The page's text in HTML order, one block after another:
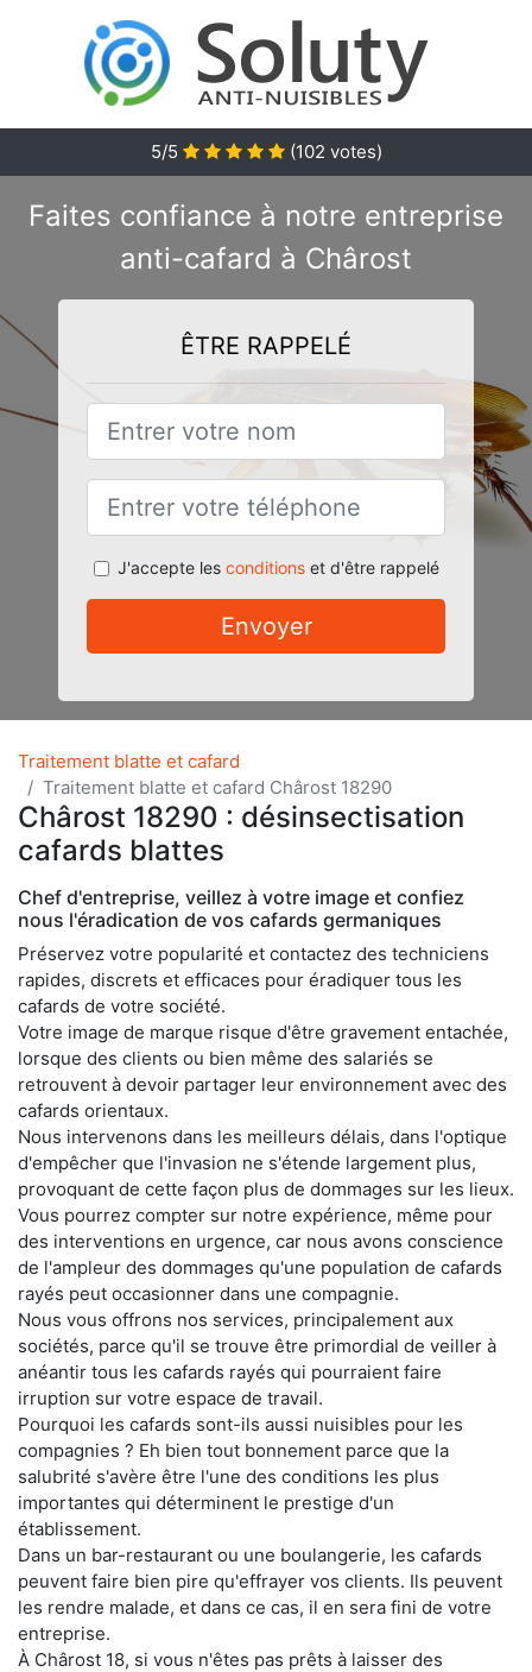
5/5 (102 votes)
Faites confiance à notre entreprise
anti-cafard à Chârost
ÊTRE RAPPELÉ
J'accepte les conditionset d'être rappelé
Envoyer
Traitement blatte et cafard
Traitement blatte et cafard Chârost 18290
Chârost 18290 : désinsectisation
cafards blattes
Chef d'entreprise, veillez à votre image et confiez
nous l'éradication de vos cafards germaniques
Préservez votre popularité et contactez des techniciens
rapides, discrets et efficaces pour éradiquer tous les
cafards de votre société.
Votre image de marque risque d'être gravement entachée,
lorsque des clients ou bien même des salariés se
retrouvent à devoir partager leur environnement avec des
cafards orientaux.
Nous intervenons dans les meilleurs délais, dans l'optique
d'empêcher que l'invasion ne s'étende largement plus,
provoquant de cette façon plus de dommages sur les lieux.
Vous pourrez compter sur notre expérience, même pour
des interventions en urgence, car nous avons conscience
de l'ampleur des dommages qu'une population de cafards
rayés peut occasionner dans une compagnie.
Nous vous offrons nos services, principalement aux
sociétés, parce qu'il se trouve être primordial de veiller à
anéantir tous les cafards rayés qui pourraient faire
irruption sur votre espace de travail.
Pourquoi les cafards sont-ils aussi nuisibles pour les
compagnies ? Eh bien tout bonnement parce que la
salubrité s'avère être l'une des conditions les plus
importantes qui déterminent le prestige d'un
établissement.
Dans un bar-restaurant ou une boulangerie, les cafards
peuvent faire bien pire qu'effrayer vos clients. Ils peuvent
les rendre malade, et dans ce cas, il en sera fini de votre
entreprise.
À Chârost 18, si vous n'êtes pas prêts à laisser des